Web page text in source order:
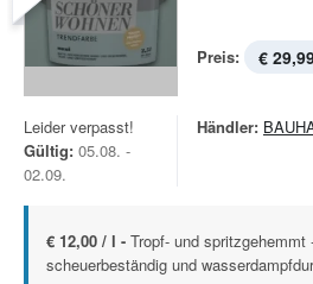
Preis: €
Leider verpasst!
Gültig: 05.08. -
02.09.
Händler:
€ 12,00 / l - Tropf- und spritzgehemmt
scheuerbeständig und